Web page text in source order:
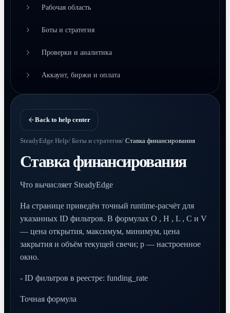
Рабочая область
Боты и стратегия
Проверки и аналитика
Аккаунт, биржи и оплата
Back to help center
SteadyEdge Help/ Боты и стратегия/ Ставка финансирования
Ставка финансирования
Что вычисляет SteadyEdge
На странице приведён точный runtime-расчёт для
указанных ID фильтров. В формулах O , H , L , C и V
— цена открытия, максимум, минимум, цена
закрытия и объём текущей свечи; p — настроенное
окно.
- ID фильтров в реестре: funding_rate
Точная формула